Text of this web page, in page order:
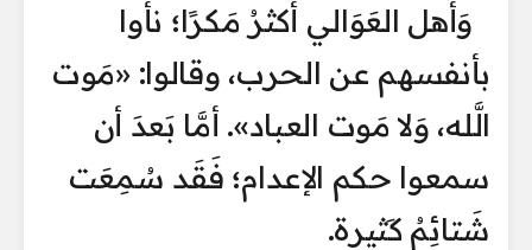
وَأهل العَوَالي أكثرُ مَكرًا؛ نأوا
بأنفسهم عن الحرب، وقالوا: «مَوت
الَّله، وَلا مَوت العباد». أمَّا بَعدَ أن
سمعوا حكم الإعدام؛ فَقَد سُمِعَت
شَتائِمُ كَثيرة.